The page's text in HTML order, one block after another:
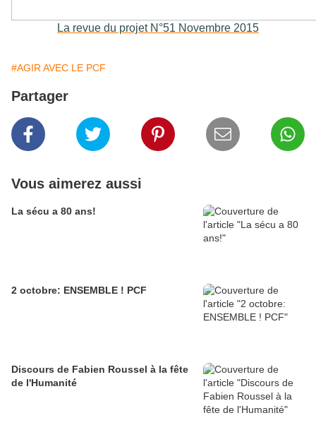
La revue du projet N°51 Novembre 2015
#AGIR AVEC LE PCF
Partager
Vous aimerez aussi
La sécu a 80 ans!
2 octobre: ENSEMBLE ! PCF
Discours de Fabien Roussel à la fête
de l'Humanité